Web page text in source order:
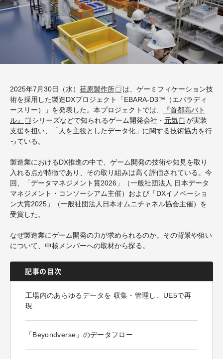
2025年7月30日（水） 荏原製作所
は、ゲーミフィケーション技
術を採用した製造DXプロジェクト「EBARA-D3™（エバラディ
ースリー）」を発表した。本プロジェクトでは、
『首都高バト
ル』
シリーズなどで知られるゲーム開発会社・ 元気
が実装
支援を担い、「人を主役としたデータ化」に関する技術協力を行
っている。
製造業におけるDX推進の中で、ゲーム開発の技術や知見を取り
入れる点が特徴であり、その取り組みは高く評価されている。今
回、「データマネジメント賞2026」（一般社団法人 日本データ
マネジメント・コンソーシアム主催）および「DXイノベーショ
ン大賞2025」（一般社団法人日本オムニチャネル協会主催）を
受賞した。
なぜ製造業にゲーム開発の力が求められるのか。その背景や狙い
について、中核メンバーへの取材から探る。
記事の目次
工場内のあらゆるデータを 収集・管理し、UE5で再
現
「Beyondverse」のデータフロー